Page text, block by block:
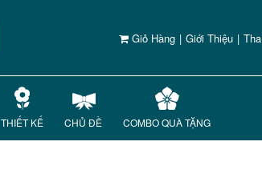
Giỏ Hàng | Giới Thiệu |
THIẾT KẾ CHỦ ĐỀ COMBO QUÀ TẶNG